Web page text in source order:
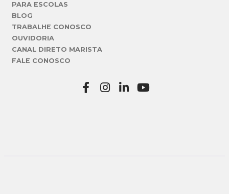
PARA ESCOLAS
BLOG
TRABALHE CONOSCO
OUVIDORIA
CANAL DIRETO MARISTA
FALE CONOSCO